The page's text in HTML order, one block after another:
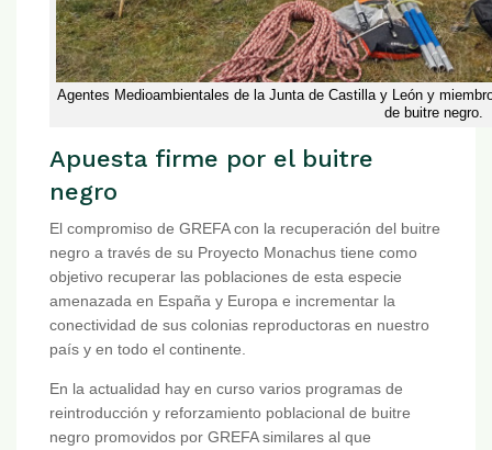
Agentes Medioambientales de la Junta de Castilla y León y
de buitre negro.
Apuesta firme por el buitre
negro
El compromiso de GREFA con la recuperación del buitre
negro a través de su Proyecto Monachus tiene como
objetivo recuperar las poblaciones de esta especie
amenazada en España y Europa e incrementar la
conectividad de sus colonias reproductoras en nuestro
país y en todo el continente.
En la actualidad hay en curso varios programas de
reintroducción y reforzamiento poblacional de buitre
negro promovidos por GREFA similares al que